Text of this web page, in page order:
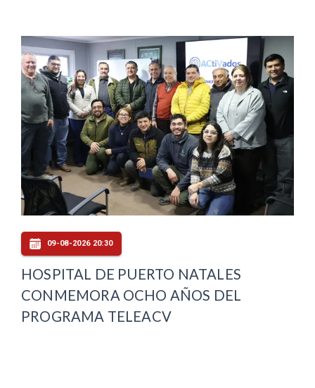
09-08-2026 20:30
HOSPITAL DE PUERTO NATALES
CONMEMORA OCHO AÑOS DEL
PROGRAMA TELEACV